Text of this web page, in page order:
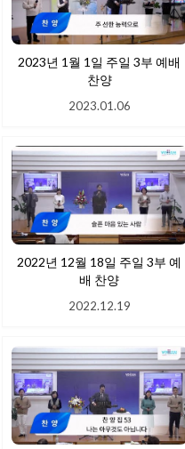
2023년 1월 1일 주일 3부 예배
찬양
2023.01.06
2022년 12월 18일 주일 3부 예
배 찬양
2022.12.19